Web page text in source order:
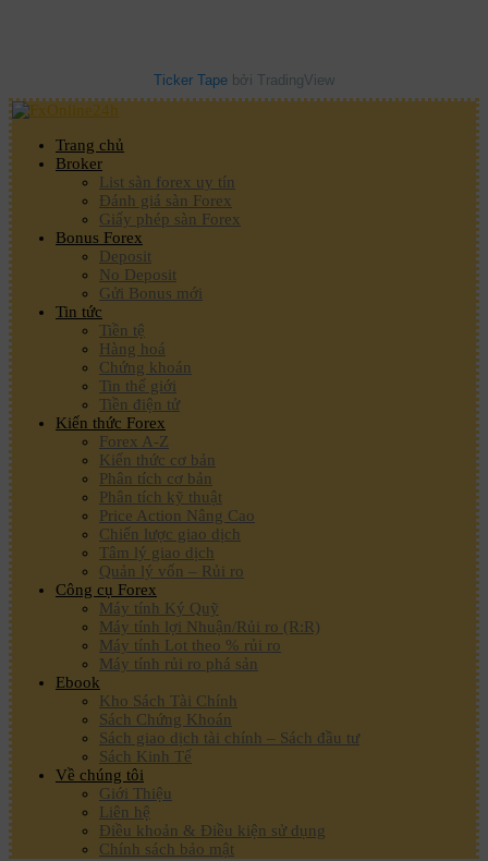
Ticker Tape bởi TradingView
Trang chủ
Broker
List sàn forex uy tín
Đánh giá sàn Forex
Giấy phép sàn Forex
Bonus Forex
Deposit
No Deposit
Gửi Bonus mới
Tin tức
Tiền tệ
Hàng hoá
Chứng khoán
Tin thế giới
Tiền điện tử
Kiến thức Forex
Forex A-Z
Kiến thức cơ bản
Phân tích cơ bản
Phân tích kỹ thuật
Price Action Nâng Cao
Chiến lược giao dịch
Tâm lý giao dịch
Quản lý vốn – Rủi ro
Công cụ Forex
Máy tính Ký Quỹ
Máy tính lợi Nhuận/Rủi ro (R:R)
Máy tính Lot theo % rủi ro
Máy tính rủi ro phá sản
Ebook
Kho Sách Tài Chính
Sách Chứng Khoán
Sách giao dịch tài chính – Sách đầu tư
Sách Kinh Tế
Về chúng tôi
Giới Thiệu
Liên hệ
Điều khoản & Điều kiện sử dụng
Chính sách bảo mật